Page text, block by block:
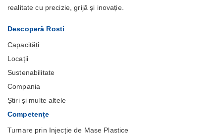
realitate cu precizie, grijă și inovație.
Descoperă Rosti
Capacități
Locații
Sustenabilitate
Compania
Știri și multe altele
Competențe
Turnare prin Injecție de Mase Plastice